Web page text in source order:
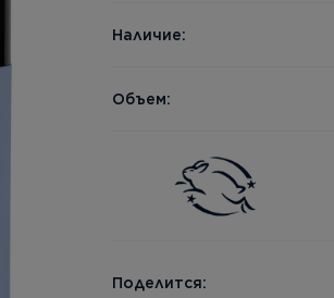
Наличие:
Объем:
Поделится: